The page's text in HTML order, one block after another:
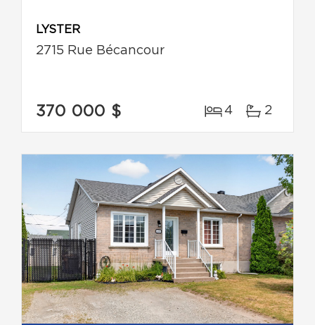
LYSTER
2715 Rue Bécancour
370 000 $ 4 2